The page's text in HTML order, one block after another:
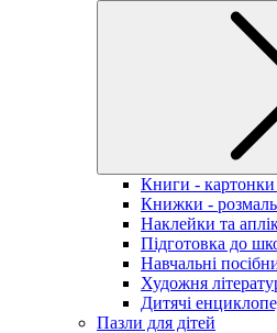
Книги - картонки
Книжки -
Наклейки та
Підготовка до
Навчальні
Художня
Дитячі
Пазли для дітей